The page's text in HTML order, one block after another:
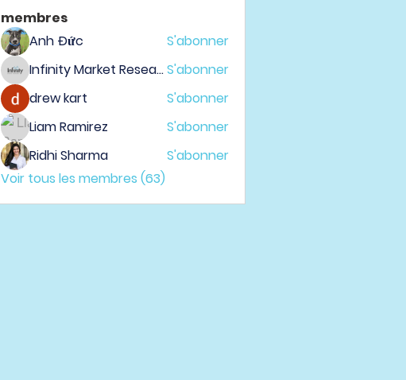
membres
Anh Đức
S'abonner
Infinity Market ResearchS'abonner
drew kart
S'abonner
Liam Ramirez
S'abonner
Ridhi Sharma
S'abonner
Voir tous les membres (63)